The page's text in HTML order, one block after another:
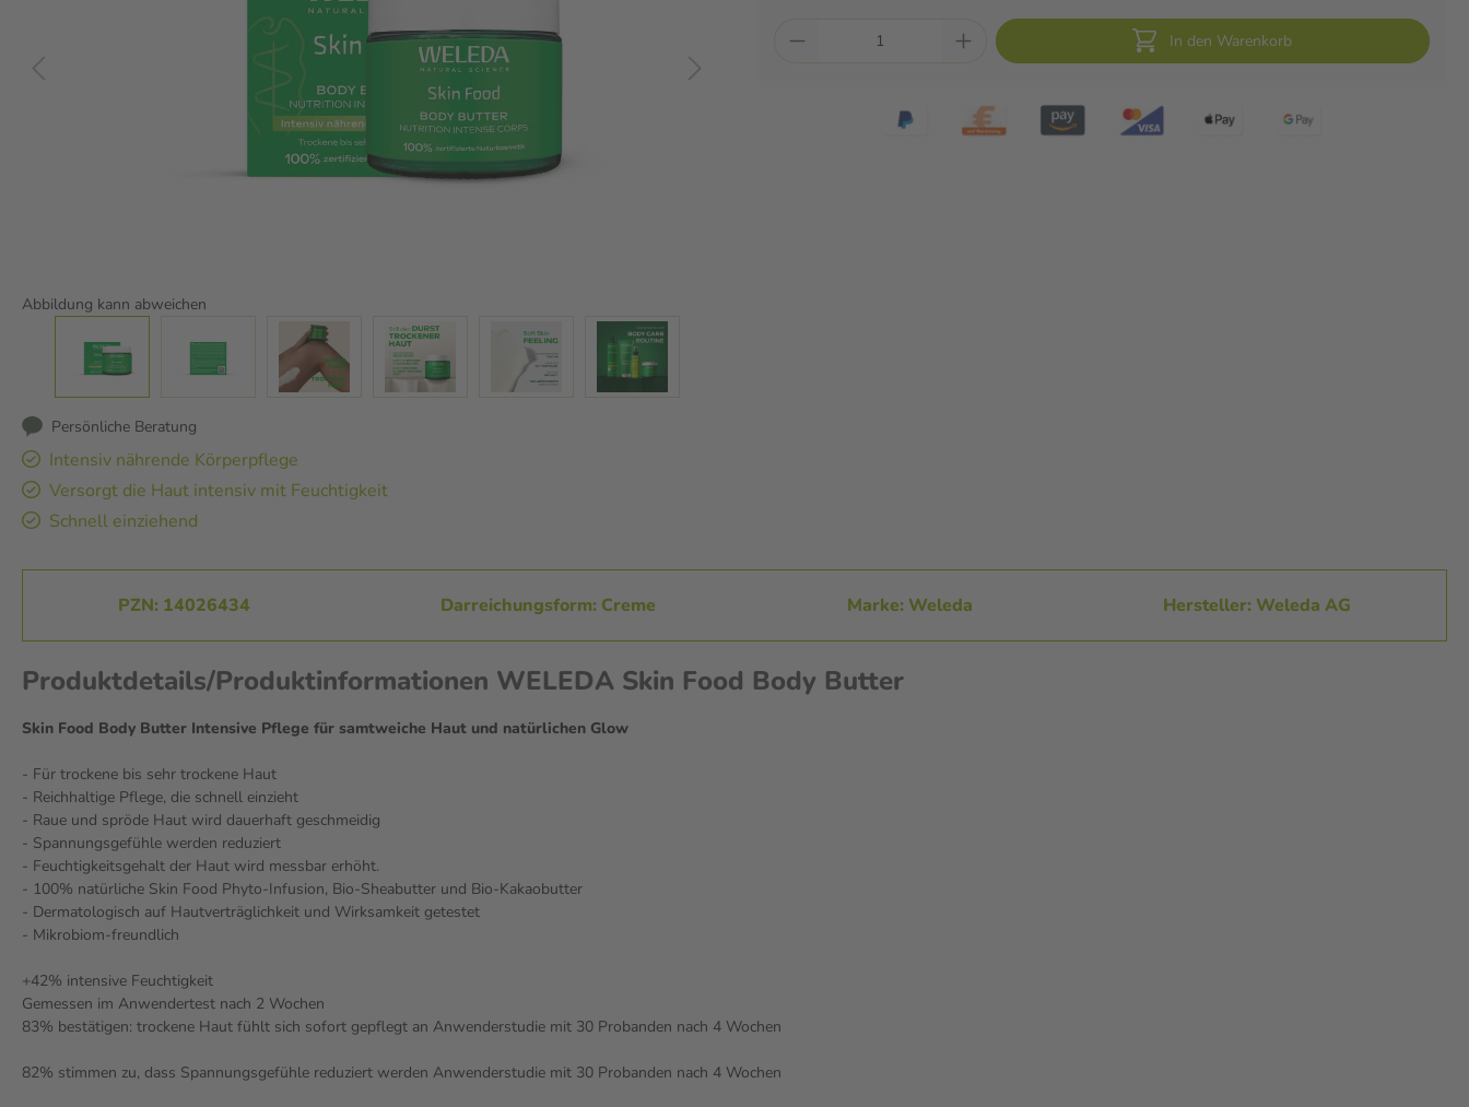
Abbildung kann abweichen
Persönliche Beratung
Intensiv nährende Körperpflege
Versorgt die Haut intensiv mit Feuchtigkeit
Schnell einziehend
In den Warenkorb
PZN: 14026434 Darreichungsform: Creme Marke: Weleda Hersteller: Weleda AG
Produktdetails/Produktinformationen WELEDA Skin Food Body Butter
Skin Food Body Butter Intensive Pflege für samtweiche Haut und natürlichen Glow
- Für trockene bis sehr trockene Haut
- Reichhaltige Pflege, die schnell einzieht
- Raue und spröde Haut wird dauerhaft geschmeidig
- Spannungsgefühle werden reduziert
- Feuchtigkeitsgehalt der Haut wird messbar erhöht.
- 100% natürliche Skin Food Phyto-Infusion, Bio-Sheabutter und Bio-Kakaobutter
- Dermatologisch auf Hautverträglichkeit und Wirksamkeit getestet
- Mikrobiom-freundlich
+42% intensive Feuchtigkeit
Gemessen im Anwendertest nach 2 Wochen
83% bestätigen: trockene Haut fühlt sich sofort gepflegt an Anwenderstudie mit 30 Probanden nach 4 Wochen
82% stimmen zu, dass Spannungsgefühle reduziert werden Anwenderstudie mit 30 Probanden nach 4 Wochen